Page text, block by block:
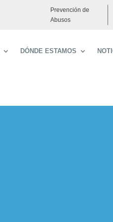
Prevención de
Abusos
DÓNDE ESTAMOS